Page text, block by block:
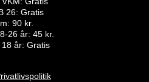
26: Gratis
90 kr.
26 år: 45 kr.
18 år: Gratis